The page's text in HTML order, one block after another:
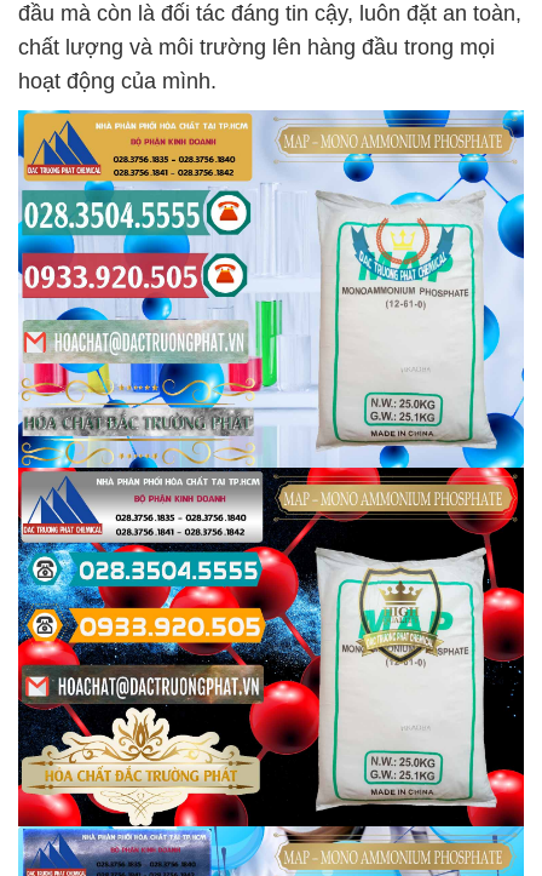
đầu mà còn là đối tác đáng tin cậy, luôn đặt an toàn,
chất lượng và môi trường lên hàng đầu trong mọi
hoạt động của mình.